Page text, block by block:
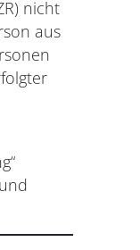
nicht
aus